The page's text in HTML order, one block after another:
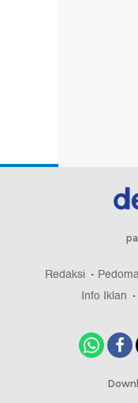
Redaksi
Info Iklan